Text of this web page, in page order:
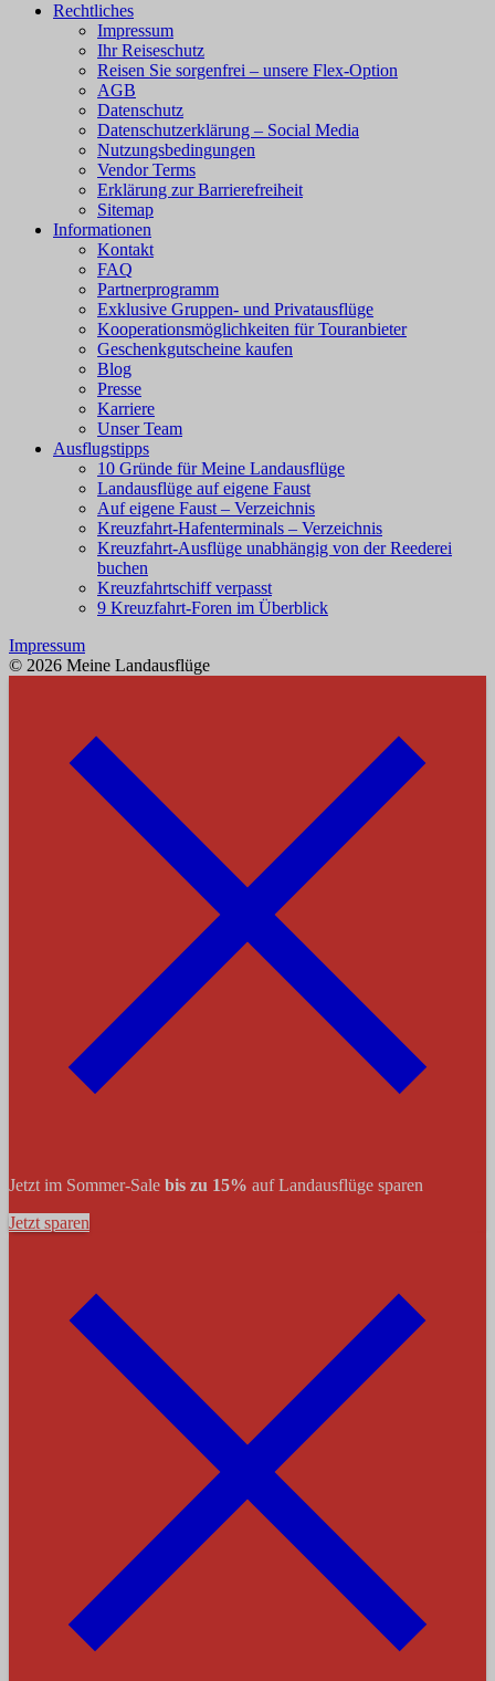
Rechtliches
Impressum
Ihr Reiseschutz
Reisen Sie sorgenfrei – unsere Flex-Option
AGB
Datenschutz
Datenschutzerklärung – Social Media
Nutzungsbedingungen
Vendor Terms
Erklärung zur Barrierefreiheit
Sitemap
Informationen
Kontakt
FAQ
Partnerprogramm
Exklusive Gruppen- und Privatausflüge
Kooperationsmöglichkeiten für Touranbieter
Geschenkgutscheine kaufen
Blog
Presse
Karriere
Unser Team
Ausflugstipps
10 Gründe für Meine Landausflüge
Landausflüge auf eigene Faust
Auf eigene Faust – Verzeichnis
Kreuzfahrt-Hafenterminals – Verzeichnis
Kreuzfahrt-Ausflüge unabhängig von der Reederei
buchen
Kreuzfahrtschiff verpasst
9 Kreuzfahrt-Foren im Überblick
Impressum
© 2026 Meine Landausflüge
Jetzt im Sommer-Sale bis zu 15% auf Landausflüge sparen
Jetzt sparen